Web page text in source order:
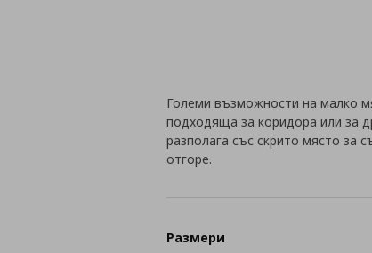
Големи възможности на малко
подходяща за коридора или за
разполага със скрито място за
отгоре.
Размери